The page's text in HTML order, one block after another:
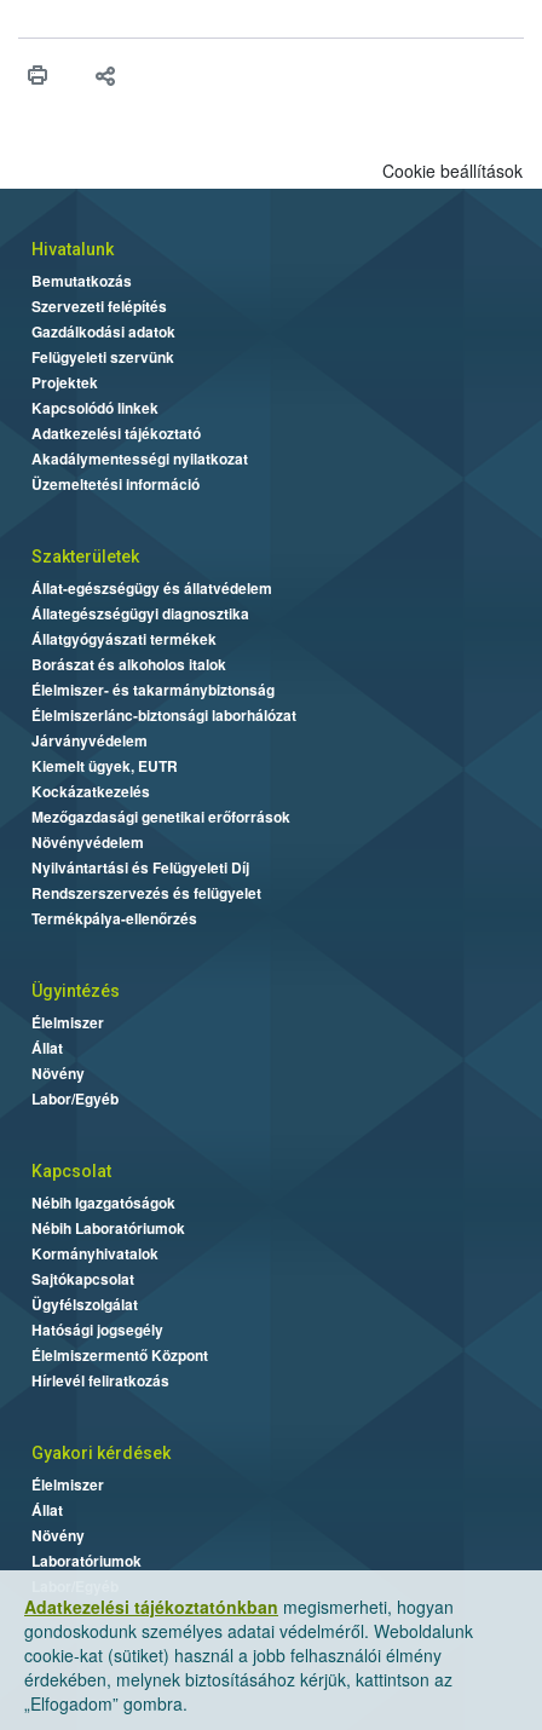
Adatkezelési tájékoztatónkban megismerheti, hogyan
gondoskodunk személyes adatai védelméről. Weboldalunk
cookie-kat (sütiket) használ a jobb felhasználói élmény
érdekében, melynek biztosításához kérjük, kattintson az
„Elfogadom” gombra.
Cookie beállítások
Hivatalunk
Bemutatkozás
Szervezeti felépítés
Gazdálkodási adatok
Felügyeleti szervünk
Projektek
Kapcsolódó linkek
Adatkezelési tájékoztató
Akadálymentességi nyilatkozat
Üzemeltetési információ
Szakterületek
Állat-egészségügy és állatvédelem
Állategészségügyi diagnosztika
Állatgyógyászati termékek
Borászat és alkoholos italok
Élelmiszer- és takarmánybiztonság
Élelmiszerlánc-biztonsági laborhálózat
Járványvédelem
Kiemelt ügyek, EUTR
Kockázatkezelés
Mezőgazdasági genetikai erőforrások
Növényvédelem
Nyilvántartási és Felügyeleti Díj
Rendszerszervezés és felügyelet
Termékpálya-ellenőrzés
Ügyintézés
Élelmiszer
Állat
Növény
Labor/Egyéb
Kapcsolat
Nébih Igazgatóságok
Nébih Laboratóriumok
Kormányhivatalok
Sajtókapcsolat
Ügyfélszolgálat
Hatósági jogsegély
Élelmiszermentő Központ
Hírlevél feliratkozás
Gyakori kérdések
Élelmiszer
Állat
Növény
Laboratóriumok